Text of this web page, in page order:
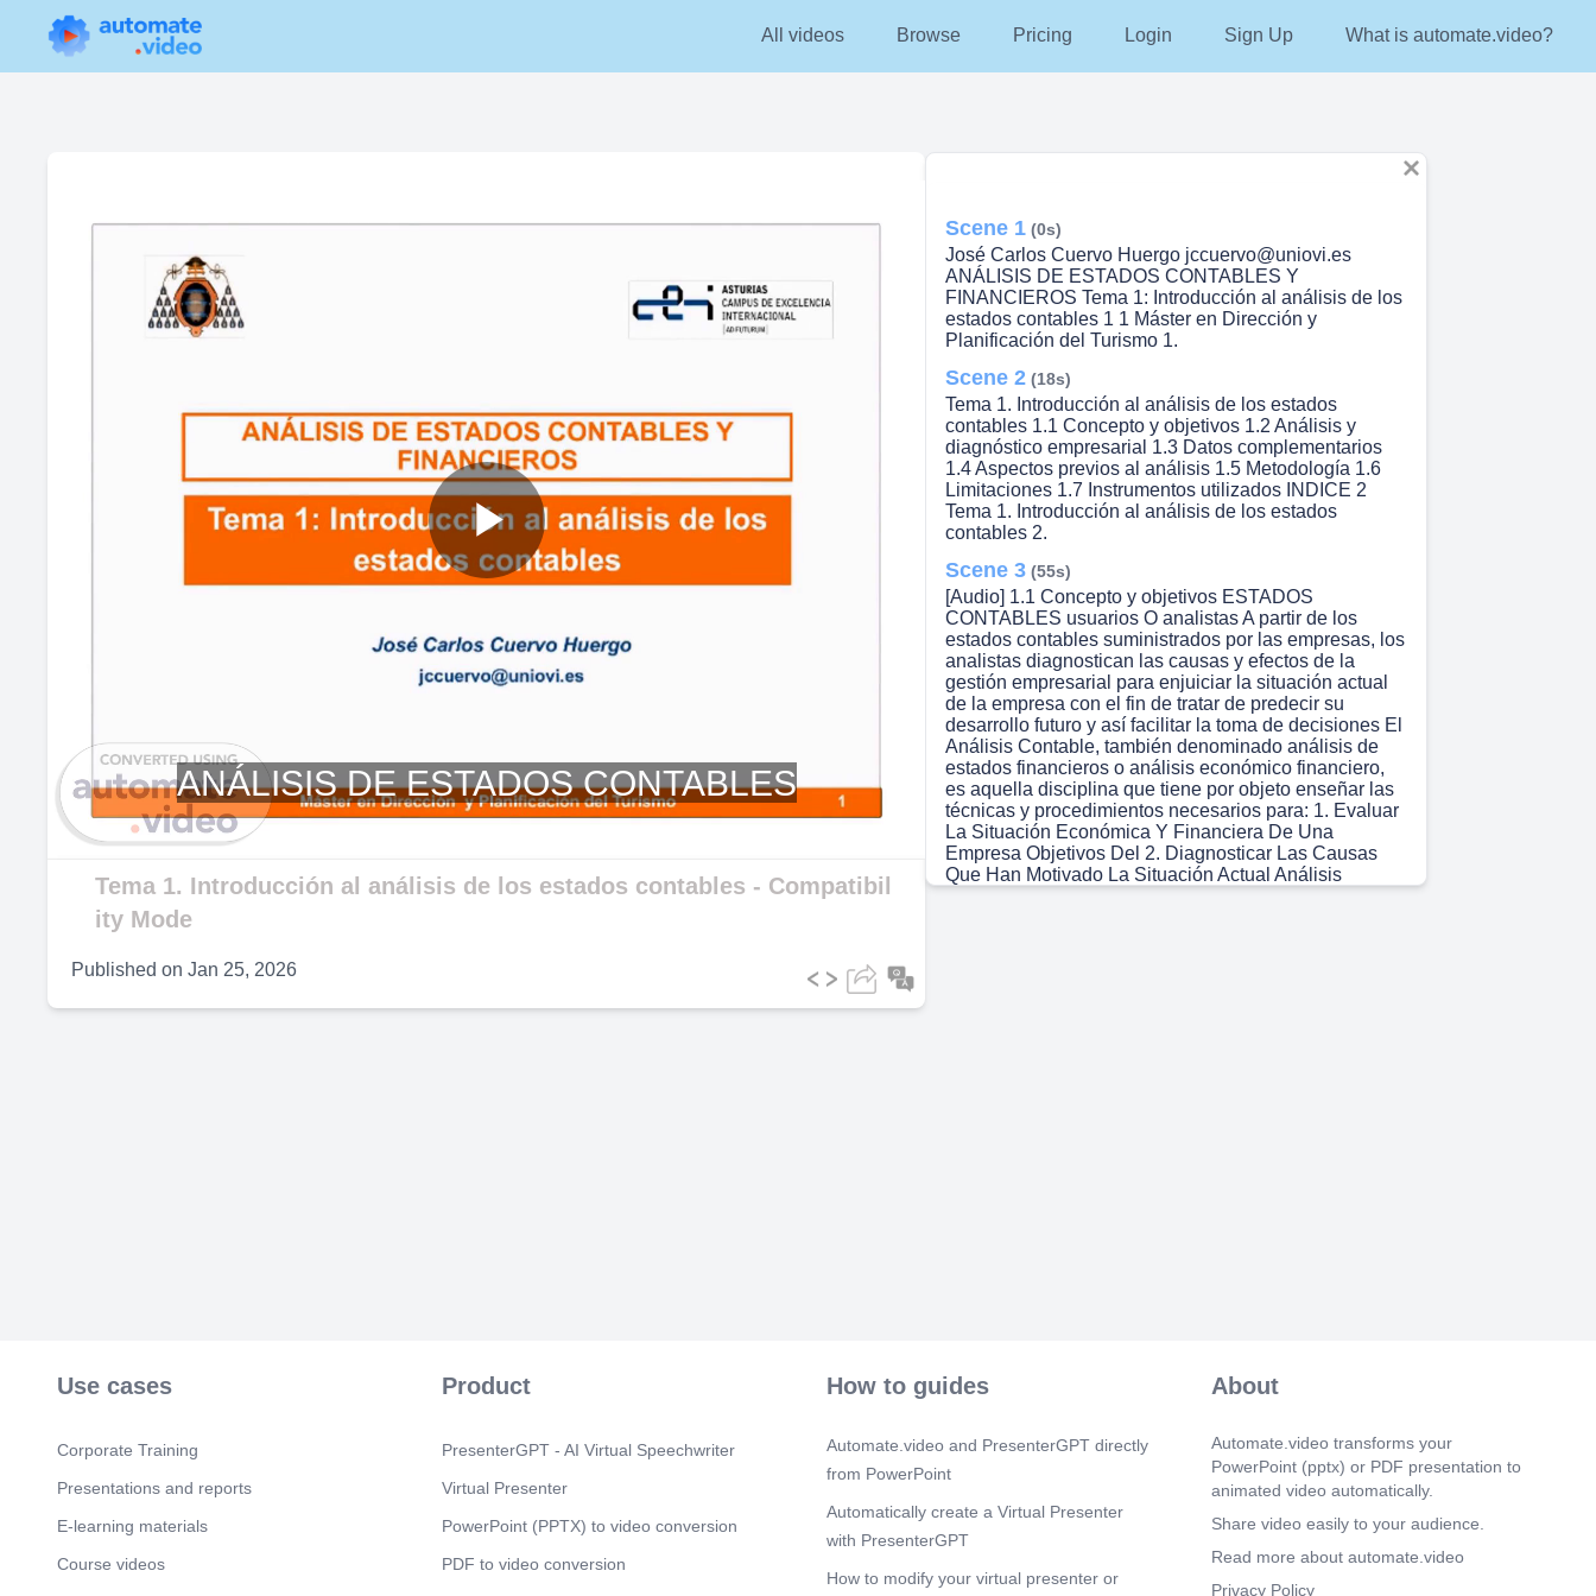
All videos Browse Pricing Login Sign Up What is automate.video?
ANÁLISIS DE ESTADOS CONTABLES
Play
Video
Tema 1. Introducción al análisis de los estados contables - Compatibil
ity Mode
Published on Jan 25, 2026
Scene 1 (0s)
José Carlos Cuervo Huergo jccuervo@uniovi.es
ANÁLISIS DE ESTADOS CONTABLES Y
FINANCIEROS Tema 1: Introducción al análisis de los
estados contables 1 1 Máster en Dirección y
Planificación del Turismo 1.
Scene 2 (18s)
Tema 1. Introducción al análisis de los estados
contables 1.1 Concepto y objetivos 1.2 Análisis y
diagnóstico empresarial 1.3 Datos complementarios
1.4 Aspectos previos al análisis 1.5 Metodología 1.6
Limitaciones 1.7 Instrumentos utilizados INDICE 2
Tema 1. Introducción al análisis de los estados
contables 2.
Scene 3 (55s)
[Audio] 1.1 Concepto y objetivos ESTADOS
CONTABLES usuarios O analistas A partir de los
estados contables suministrados por las empresas, los
analistas diagnostican las causas y efectos de la
gestión empresarial para enjuiciar la situación actual
de la empresa con el fin de tratar de predecir su
desarrollo futuro y así facilitar la toma de decisiones El
Análisis Contable, también denominado análisis de
estados financieros o análisis económico financiero,
es aquella disciplina que tiene por objeto enseñar las
técnicas y procedimientos necesarios para: 1. Evaluar
La Situación Económica Y Financiera De Una
Empresa Objetivos Del 2. Diagnosticar Las Causas
Que Han Motivado La Situación Actual Análisis
estabilidad y rentabilidad pues de ello dependerá la
Determinar la base imponible de los impuestos (IS,
IVA), conceder subvenciones, et cetera Tema 1.
Introducción al análisis de los estados contables 4.
Scene 5
[Audio] 1.2 Análisis y diagnóstico empresarial El
diagnóstico de la empresa es el aspecto clave del
Use cases
Corporate Training
Presentations and reports
E-learning materials
Course videos
Product
PresenterGPT - AI Virtual Speechwriter
Virtual Presenter
PowerPoint (PPTX) to video conversion
PDF to video conversion
How to guides
Automate.video and PresenterGPT directly
from PowerPoint
Automatically create a Virtual Presenter
with PresenterGPT
How to modify your virtual presenter or
About
Automate.video transforms your
PowerPoint (pptx) or PDF presentation to
animated video automatically.
Share video easily to your audience.
Read more about automate.video
Privacy Policy